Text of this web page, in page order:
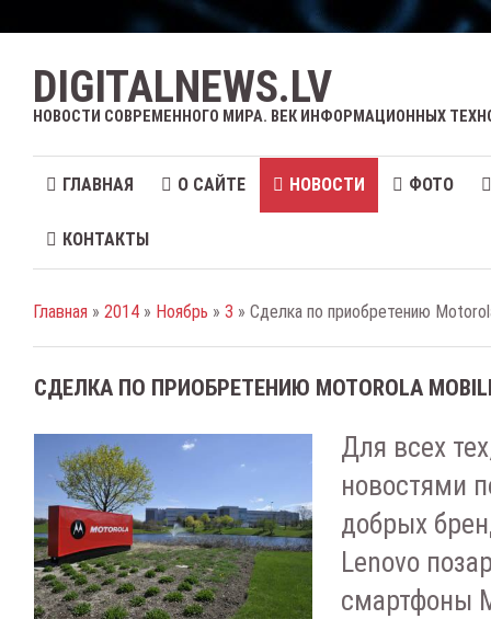
DIGITALNEWS.LV
НОВОСТИ СОВРЕМЕННОГО МИРА. ВЕК ИНФОРМАЦИОННЫХ
ГЛАВНАЯ О САЙТЕ НОВОСТИ ФОТО
КОНТАКТЫ
Главная » 2014 » Ноябрь » 3 » Сделка по приобретению
СДЕЛКА ПО ПРИОБРЕТЕНИЮ MOTOROLA
Для всех
новостями
добрых
Lenovo
смартфоны